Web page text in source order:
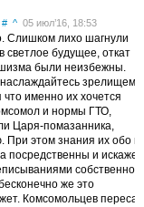
# ^ 05 июл’16, 18:53
Слишком лихо шагнули
светлое будущее, откат
были неизбежны.
зрелищем,
именно их хочется
и нормы ГТО,
Царя-помазанника,
При этом знания их обо
посредственны и
собственной
же это
Комсомольцев